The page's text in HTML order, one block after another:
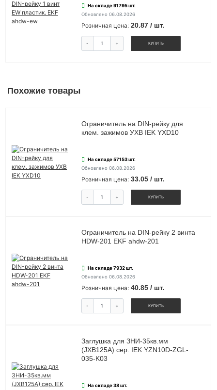
На складе 91795 шт.
Обновлено 06.08.2026
Розничная цена: 20.87 / шт.
- + КУПИТЬ
Похожие товары
Ограничитель на DIN-рейку для
клем. зажимов УХВ IEK YXD10
На складе 57153 шт.
Обновлено 06.08.2026
Розничная цена: 33.05 / шт.
- + КУПИТЬ
Ограничитель на DIN-рейку 2 винта
HDW-201 EKF ahdw-201
На складе 7932 шт.
Обновлено 06.08.2026
Розничная цена: 40.85 / шт.
- + КУПИТЬ
Заглушка для ЗНИ-35кв.мм
(JXB125А) сер. IEK YZN10D-ZGL-
035-K03
На складе 38 шт.